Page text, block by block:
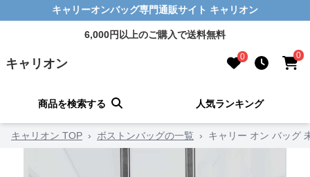
キャリーオンバッグ専門通販サイト キャリオン
6,000円以上のご購入で送料無料
キャリオン 0 0
商品を検索する 人気ランキング
キャリオン TOP › ボストンバッグの一覧 › キャリー オン バッグ